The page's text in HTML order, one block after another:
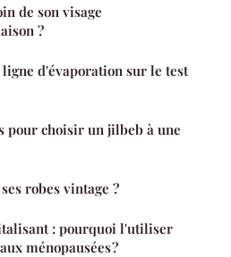
de son visage
?
d'évaporation sur le test
pour choisir un jilbeb à une
robes vintage ?
: pourquoi l'utiliser
ménopausées ?